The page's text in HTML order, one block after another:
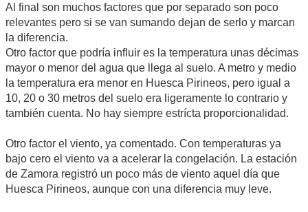
Al final son muchos factores que por separado son poco
relevantes pero si se van sumando dejan de serlo y marcan
la diferencia.
Otro factor que podría influir es la temperatura unas décimas
mayor o menor del agua que llega al suelo. A metro y medio
la temperatura era menor en Huesca Pirineos, pero igual a
10, 20 o 30 metros del suelo era ligeramente lo contrario y
también cuenta. No hay siempre estrícta proporcionalidad.
Otro factor el viento, ya comentado. Con temperaturas ya
bajo cero el viento va a acelerar la congelación. La estación
de Zamora registró un poco más de viento aquel día que
Huesca Pirineos, aunque con una diferencia muy leve.